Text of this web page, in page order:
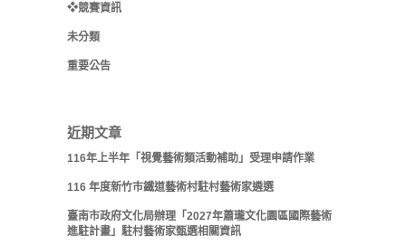
❖競賽資訊
未分類
重要公告
近期文章
116年上半年「視覺藝術類活動補助」受理申請作業
116 年度新竹市鐵道藝術村駐村藝術家遴選
臺南市政府文化局辦理「2027年蕭瓏文化園區國際藝術
進駐計畫」駐村藝術家甄選相關資訊